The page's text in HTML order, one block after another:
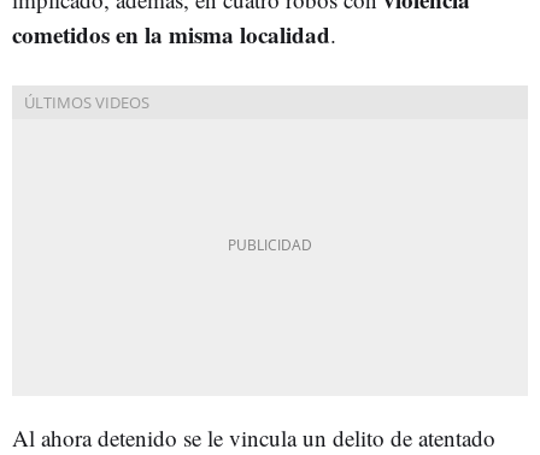
cometidos en la misma localidad.
Al ahora detenido se le vincula un delito de atentado